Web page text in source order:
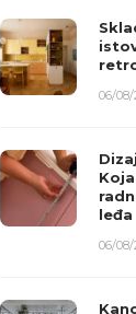
06/08/
leđa
06/08/